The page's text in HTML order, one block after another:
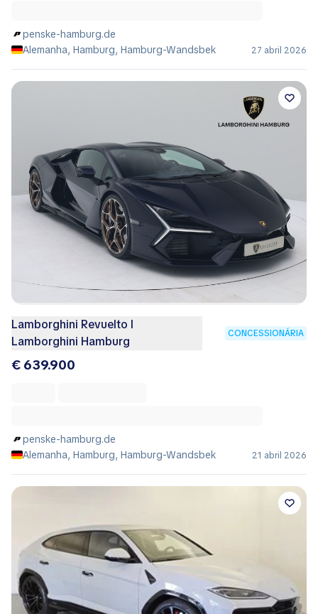
penske-hamburg.de
Alemanha, Hamburg, Hamburg-Wandsbek
27 abril 2026
Lamborghini Revuelto I
Lamborghini Hamburg
CONCESSIONÁRIA
€ 639.900
penske-hamburg.de
Alemanha, Hamburg, Hamburg-Wandsbek
21 abril 2026